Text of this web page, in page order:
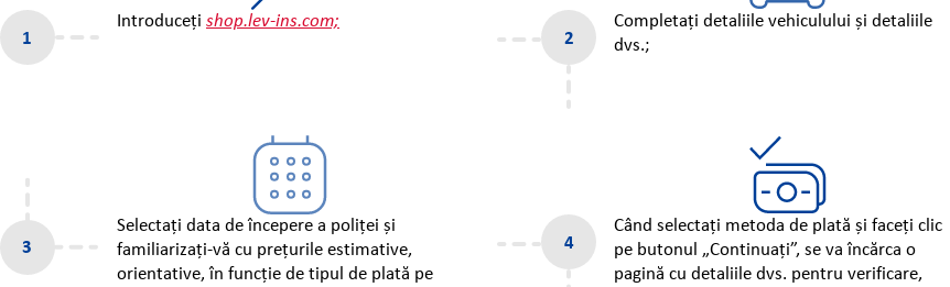
Introduceți shop.lev-ins.com;
Completați detaliile vehiculului și detaliile
dvs.;
Selectați data de începere a poliței și
familiarizați-vă cu prețurile estimative,
orientative, în funcție de tipul de plată pe
Când selectați metoda de plată și faceți clic
pe butonul „Continuați”, se va încărca o
pagină cu detaliile dvs. pentru verificare,